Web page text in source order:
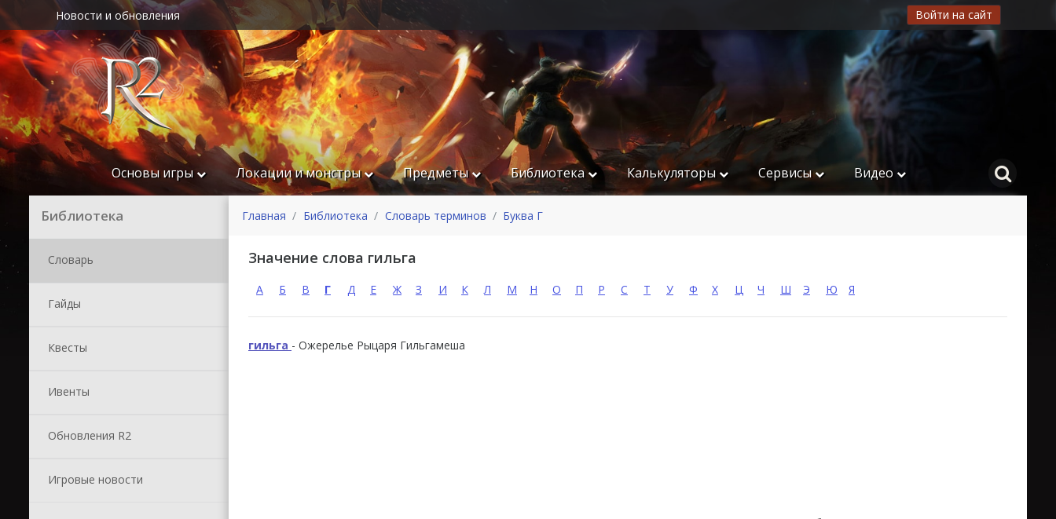
Новости и обновления Войти на сайт
Основы игры Локации и монстры Предметы Библиотека Калькуляторы Сервисы Видео
Библиотека
Словарь
Гайды
Квесты
Ивенты
Обновления R2
Игровые новости
Главная Библиотека Словарь терминов Буква Г
Значение слова гильга
А Б В Г Д Е Ж З И К Л М Н О П Р С Т У Ф Х Ц Ч Ш Э Ю Я
гильга - Ожерелье Рыцаря Гильгамеша